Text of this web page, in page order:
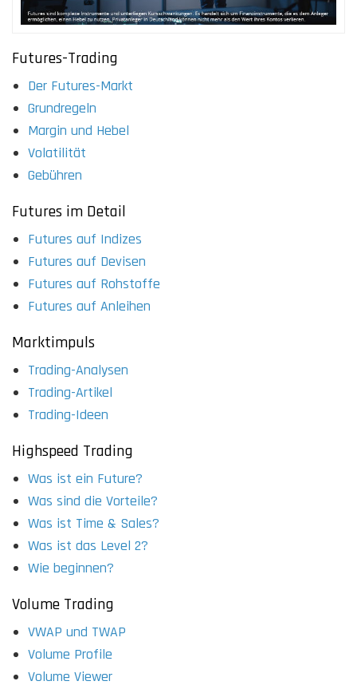
Futures-Trading
Der Futures-Markt
Grundregeln
Margin und Hebel
Volatilität
Gebühren
Futures im Detail
Futures auf Indizes
Futures auf Devisen
Futures auf Rohstoffe
Futures auf Anleihen
Marktimpuls
Trading-Analysen
Trading-Artikel
Trading-Ideen
Highspeed Trading
Was ist ein Future?
Was sind die Vorteile?
Was ist Time & Sales?
Was ist das Level 2?
Wie beginnen?
Volume Trading
VWAP und TWAP
Volume Profile
Volume Viewer